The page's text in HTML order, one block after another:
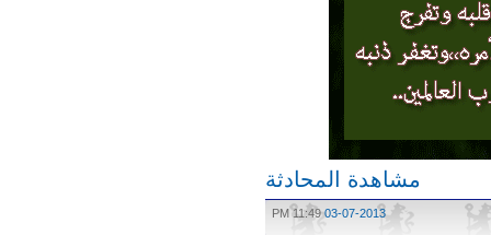
مشاهدة المحادثة
03-07-2013
11:49 PM